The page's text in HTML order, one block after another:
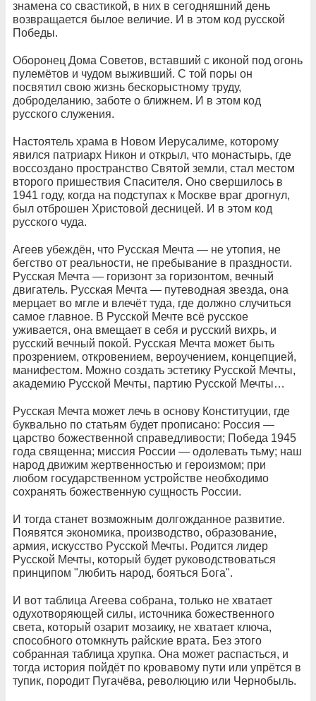
знамена со свастикой, в них в сегодняшний день
возвращается былое величие. И в этом код русской
Победы.
Оборонец Дома Советов, вставший с иконой под огонь
пулемётов и чудом выживший. С той поры он
посвятил свою жизнь бескорыстному труду,
доброделанию, заботе о ближнем. И в этом код
русского служения.
Настоятель храма в Новом Иерусалиме, которому
явился патриарх Никон и открыл, что монастырь, где
воссоздано пространство Святой земли, стал местом
второго пришествия Спасителя. Оно свершилось в
1941 году, когда на подступах к Москве враг дрогнул,
был отброшен Христовой десницей. И в этом код
русского чуда.
Агеев убеждён, что Русская Мечта — не утопия, не
бегство от реальности, не пребывание в праздности.
Русская Мечта — горизонт за горизонтом, вечный
двигатель. Русская Мечта — путеводная звезда, она
мерцает во мгле и влечёт туда, где должно случиться
самое главное. В Русской Мечте всё русское
уживается, она вмещает в себя и русский вихрь, и
русский вечный покой. Русская Мечта может быть
прозрением, откровением, вероучением, концепцией,
манифестом. Можно создать эстетику Русской Мечты,
академию Русской Мечты, партию Русской Мечты…
Русская Мечта может лечь в основу Конституции, где
буквально по статьям будет прописано: Россия —
царство божественной справедливости; Победа 1945
года священна; миссия России — одолевать тьму; наш
народ движим жертвенностью и героизмом; при
любом государственном устройстве необходимо
сохранять божественную сущность России.
И тогда станет возможным долгожданное развитие.
Появятся экономика, производство, образование,
армия, искусство Русской Мечты. Родится лидер
Русской Мечты, который будет руководствоваться
принципом "любить народ, бояться Бога".
И вот таблица Агеева собрана, только не хватает
одухотворяющей силы, источника божественного
света, который озарит мозаику, не хватает ключа,
способного отомкнуть райские врата. Без этого
собранная таблица хрупка. Она может распасться, и
тогда история пойдёт по кровавому пути или упрётся в
тупик, породит Пугачёва, революцию или Чернобыль.